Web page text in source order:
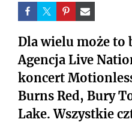
Dla wielu może to
Agencja Live
koncert
Burns Red, Bury
Lake. Wszystkie